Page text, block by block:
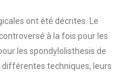
ont été décrites. Le
à la fois pour les
les spondylolisthesis de
techniques, leurs